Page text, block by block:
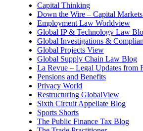
Capital Thinking
Down the Wire – Capital
Employment Law Worldview
Global IP & Technology Law
Global Investigations &
Global Projects View
Global Supply Chain Law Blog
La Revue – Legal Updates from
Pensions and Benefits
Privacy World
Restructuring GlobalView
Sixth Circuit Appellate Blog
Sports Shorts
The Public Finance Tax Blog